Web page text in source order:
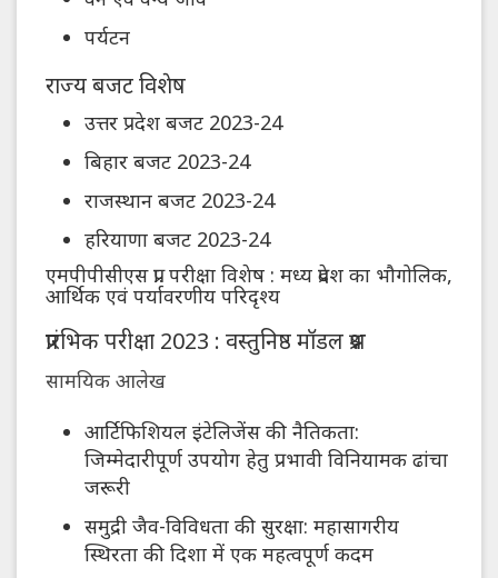
पर्यटन
राज्य बजट विशेष
उत्तर प्रदेश बजट 2023-24
बिहार बजट 2023-24
राजस्थान बजट 2023-24
हरियाणा बजट 2023-24
एमपीपीसीएस प्रा. परीक्षा विशेष : मध्य प्रदेश का भौगोलिक,
आर्थिक एवं पर्यावरणीय परिदृश्य
प्रारंभिक परीक्षा 2023 : वस्तुनिष्ठ मॉडल प्रश्न
सामयिक आलेख
आर्टिफिशियल इंटेलिजेंस की नैतिकता:
जिम्मेदारीपूर्ण उपयोग हेतु प्रभावी विनियामक ढांचा
जरूरी
समुद्री जैव-विविधता की सुरक्षा: महासागरीय
स्थिरता की दिशा में एक महत्वपूर्ण कदम